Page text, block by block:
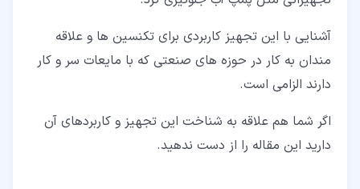
۳‏-‏۲‏- نظارت بر عملکرد پمپ بدون کار با آب
۴‏- مزایای استفاده از فلوترهای مکانیکی
۴‏-‏۱‏- هدایت مایعات
آشنایی با این تجهیز کاربردی برای تکنسین ها و علاقه
مندان به کار در حوزه های صنعتی که با مایعات سر و کار
دارند الزامی است.
اگر شما هم علاقه به شناخت این تجهیز و کاربردهای آن
دارید این مقاله را از دست ندهید.